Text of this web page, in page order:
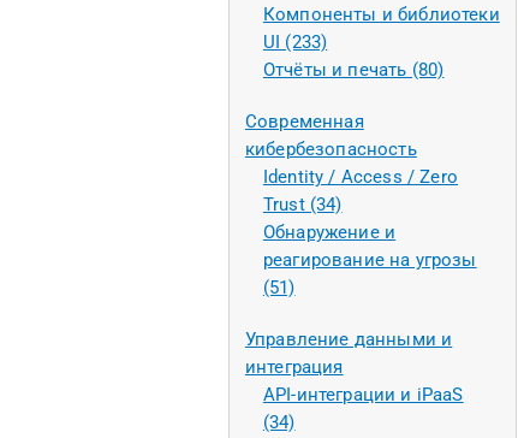
Компоненты и библиотеки
UI (233)
Отчёты и печать (80)
Современная
кибербезопасность
Identity / Access / Zero
Trust (34)
Обнаружение и
реагирование на угрозы
(51)
Управление данными и
интеграция
API-интеграции и iPaaS
(34)